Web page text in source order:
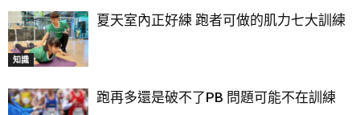
知識
夏天室內正好練 跑者可做的肌力七大訓練
跑再多還是破不了PB 問題可能不在訓練